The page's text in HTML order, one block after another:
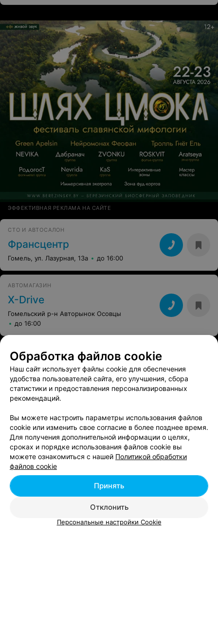
ЭФФЕКТИВНАЯ РЕКЛАМА НА САЙТЕ
СТО И АВТОСАЛОН
Франсцентр
Гомель, ул. Лазурная, 13а до 16:00
АВТОМАГАЗИН
X-Drive
Гомельский р-н Авторынок Осовцы
до 16:00
ЭФФЕКТИВНАЯ РЕКЛАМА НА САЙТЕ
МАГАЗИНЫ АВТОЗАПЧАСТЕЙ
Авто Маркет 555
Гомель, ул. Островского, 101 до 16:00
Обработка файлов cookie
Наш сайт использует файлы cookie для обеспечения
удобства пользователей сайта, его улучшения, сбора
статистики и предоставления персонализированных
рекомендаций.
Вы можете настроить параметры использования файлов
cookie или изменить свое согласие в более позднее время.
Для получения дополнительной информации о целях,
сроках и порядке использования файлов cookie вы
можете ознакомиться с нашей Политикой обработки
файлов cookie
Отклонить
Принять
Персональные настройки Cookie